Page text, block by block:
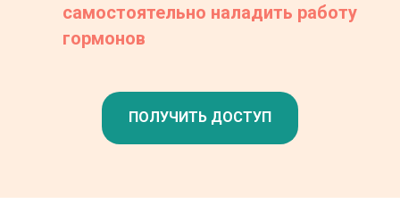
самостоятельно наладить работу
гормонов
ПОЛУЧИТЬ ДОСТУП